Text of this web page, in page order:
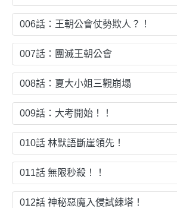
006話：王朝公會仗勢欺人？！
007話：團滅王朝公會
008話：夏大小姐三觀崩塌
009話：大考開始！！
010話 林默語斷崖領先！
011話 無限秒殺！！
012話 神秘惡魔入侵試練塔！